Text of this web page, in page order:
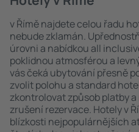
v Římě najdete celou řadu
nebude zklamán.
úrovni a nabídkou all
poklidnou atmosférou a
vás čeká ubytování přesně
zvolit polohu a standard
zkontrolovat způsob platby
zrušení rezervace. Hotely v
blízkosti nejpopulárnějších